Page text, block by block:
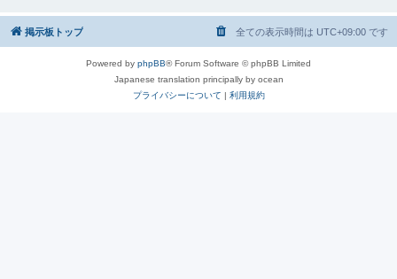
掲示板トップ 全ての表示時間は UTC+09:00 です
Powered by phpBB® Forum Software © phpBB Limited
Japanese translation principally by ocean
プライバシーについて | 利用規約